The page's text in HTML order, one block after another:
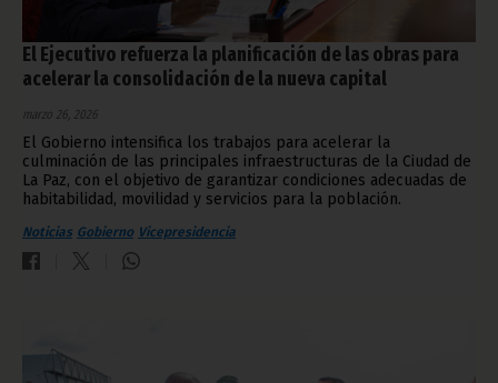
El Ejecutivo refuerza la planificación de las obras para
acelerar la consolidación de la nueva capital
marzo 26, 2026
El Gobierno intensifica los trabajos para acelerar la
culminación de las principales infraestructuras de la Ciudad de
La Paz, con el objetivo de garantizar condiciones adecuadas de
habitabilidad, movilidad y servicios para la población.
Noticias Gobierno Vicepresidencia